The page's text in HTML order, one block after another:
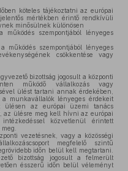
köteles tájékoztatni az európai
mértékben érintő rendkívüli
minősülnek különösen
szempontjából lényeges
működés szempontjából lényeges
csökkentése vagy
bizottság jogosult a központi
működő vállalkozás vagy
ülést tartani annak érdekében,
munkavállalók lényeges érdekeit
ülésen az európai üzemi tanács
az ülésre meg kell hívni az európai
közvetlenül érintett
vezetésnek, vagy a közösségi
megfelelő szintű
időn belül kell megtartani.
bizottság jogosult a felmerült
ésszerű időn belül véleményt